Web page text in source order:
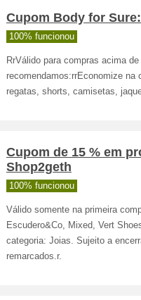
Cupom Body for
100% funcionou
RrVálido para compras acima
recomendamos:rrEconomize na
regatas, shorts, camisetas,
Cupom de 15 % em
Shop2geth
100% funcionou
Válido somente na primeira
Escudero&Co, Mixed, Vert
categoria: Joias. Sujeito a
remarcados.r.